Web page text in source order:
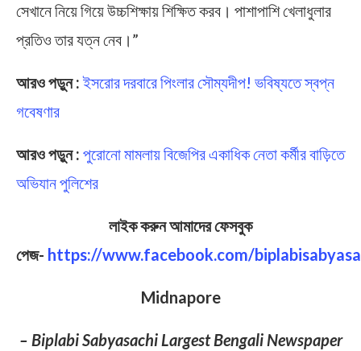
সেখানে নিয়ে গিয়ে উচ্চশিক্ষায় শিক্ষিত করব। পাশাপাশি খেলাধুলার
প্রতিও তার যত্ন নেব।”
আরও পড়ুন : ইসরোর দরবারে পিংলার সৌম্যদীপ! ভবিষ্যতে স্বপ্ন
গবেষণার
আরও পড়ুন : পুরোনো মামলায় বিজেপির একাধিক নেতা কর্মীর বাড়িতে
অভিযান পুলিশের
লাইক করুন আমাদের ফেসবুক
পেজ- https://www.facebook.com/
Midnapore
– Biplabi Sabyasachi Largest Bengali Newspaper